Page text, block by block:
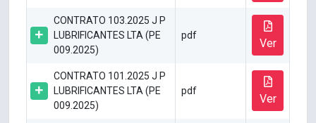
CONTRATO 103.2025 J P
LUBRIFICANTES LTA (PE
009.2025)
pdf
Ver
CONTRATO 101.2025 J P
LUBRIFICANTES LTA (PE
009.2025)
pdf
Ver